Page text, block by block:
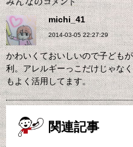
michi_41
2014-03-05 22:27:29
かわいくておいしいので子ども
利。アレルギーっこだけじゃな
もよく活用してます。
関連記事